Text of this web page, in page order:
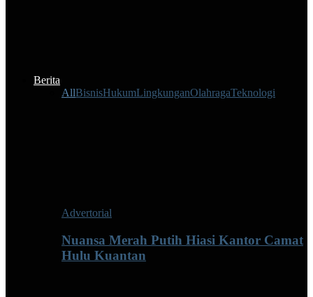
Berita
AllBisnisHukumLingkunganOlahragaTeknologi
Advertorial
Nuansa Merah Putih Hiasi Kantor Camat
Hulu Kuantan